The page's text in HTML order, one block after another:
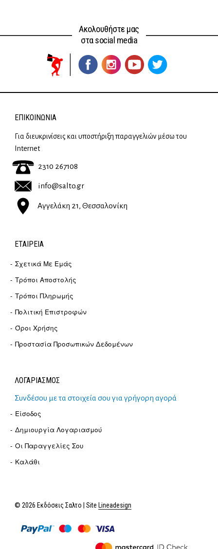
Ακολουθήστε μας
στα social media
ΕΠΙΚΟΙΝΩΝΊΑ
Για διευκρινίσεις και υποστήριξη παραγγελιών μέσω του
Internet
2310 267108
info@salto.gr
Αγγελάκη 21, Θεσσαλονίκη
ΕΤΑΙΡΕΊΑ
Σχετικά Με Εμάς
Τρόποι Αποστολής
Τρόποι Πληρωμής
Πολιτική Επιστροφών
Όροι Χρήσης
Προστασία Προσωπικών Δεδομένων
ΛΟΓΑΡΙΑΣΜΟΣ
Συνδέσου με τα στοιχεία σου για γρήγορη αγορά
Είσοδος
Δημιουργία Λογαριασμού
Οι Παραγγελίες Σου
Καλάθι
© 2026 Εκδόσεις Σαλτο | Site Lineadesign